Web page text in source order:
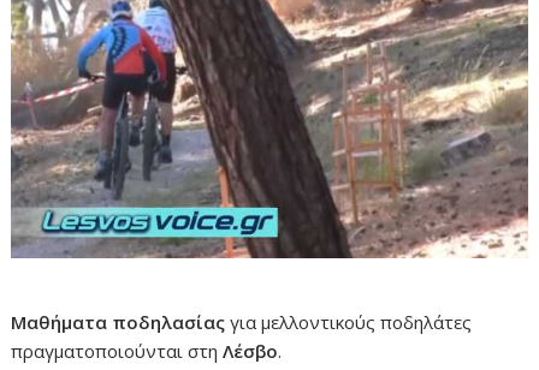
Μαθήματα ποδηλασίαςγια μελλοντικούς ποδηλάτες
πραγματοποιούνται στηΛέσβο.